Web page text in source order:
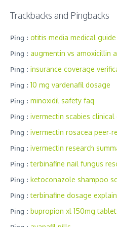
Trackbacks and Pingbacks
Ping : otitis media medical guide
Ping : augmentin vs amoxicillin
Ping : insurance coverage
Ping : 10 mg vardenafil dosage
Ping : minoxidil safety faq
Ping : ivermectin scabies clinical
Ping : ivermectin rosacea
Ping : ivermectin research
Ping :terbinafine nail fungus
Ping : ketoconazole shampoo
Ping :terbinafine dosage
Ping : bupropion xl 150mg